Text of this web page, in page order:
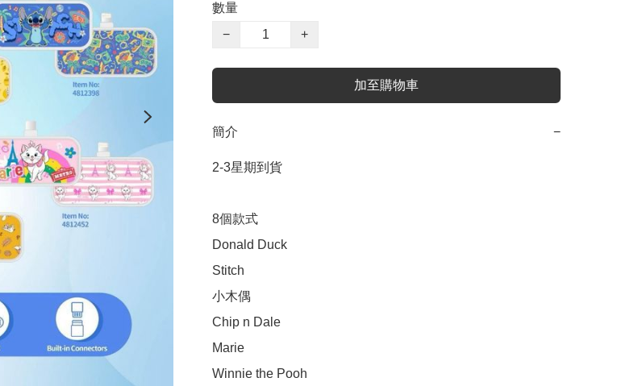
數量
−
+
加至購物車
簡介 −
2-3星期到貨
8個款式
Donald Duck
Stitch
小木偶
Chip n Dale
Marie
Winnie the Pooh